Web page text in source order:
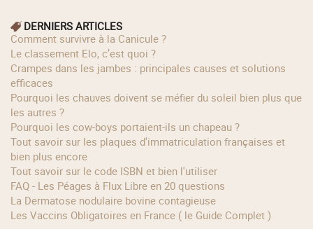
DERNIERS ARTICLES
Comment survivre à la Canicule ?
Le classement Elo, c’est quoi ?
Crampes dans les jambes : principales causes et solutions
efficaces
Pourquoi les chauves doivent se méfier du soleil bien plus que
les autres ?
Pourquoi les cow‑boys portaient‑ils un chapeau ?
Tout savoir sur les plaques d'immatriculation françaises et
bien plus encore
Tout savoir sur le code ISBN et bien l'utiliser
FAQ - Les Péages à Flux Libre en 20 questions
La Dermatose nodulaire bovine contagieuse
Les Vaccins Obligatoires en France ( le Guide Complet )